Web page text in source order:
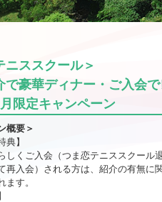
ニススクール＞
で豪華ディナー・ご入会
限定キャンペーン
概要＞
典】
しくご入会（つま恋テニススクール
再入会）される方は、紹介の有無に
ます。